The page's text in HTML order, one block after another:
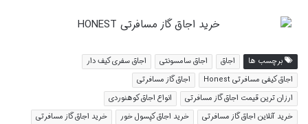
برچسب ها اجاق اجاق سامسونتی
اجاق سفری کیف دار
اجاق کیفی مسافرتی Honest
اجاق گاز مسافرتی
ارزان ترین قیمت اجاق گاز مسافرتی
انواع اجاق کوهنوردی
خرید آنلاین اجاق گاز مسافرتی
خرید اجاق کپسول خور خرید اجاق گاز مسافرتی